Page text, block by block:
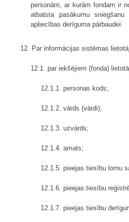
personām, ar kurām fondam ir
atbalsta pasākumu sniegšanu
apliecības derīguma pārbaudei.
12. Par informācijas sistēmas
12.1. par iekšējiem (fonda)
12.1.1. personas kods;
12.1.2. vārds (vārdi);
12.1.3. uzvārds;
12.1.4. amats;
12.1.5. pieejas tiesību lomu
12.1.6. pieejas tiesību
12.1.7. pieejas tiesību